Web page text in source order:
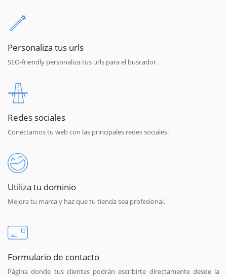
Personaliza tus urls
SEO-friendly personaliza tus urls para el buscador.
Redes sociales
Conectamos tu web con las principales redes sociales.
Utiliza tu dominio
Mejora tu marca y haz que tu tienda sea profesional.
Formulario de contacto
Página donde tus clientes podrán escribirte directamente desde la